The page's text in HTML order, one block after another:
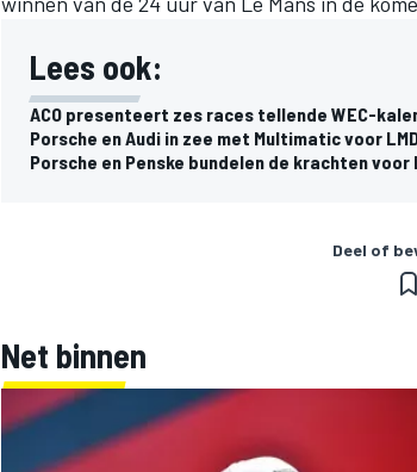
Lees ook:
ACO presenteert zes races tellende WEC-
Porsche en Audi in zee met Multimatic voor
Porsche en Penske bundelen de krachten voor
Deel of
Net binnen